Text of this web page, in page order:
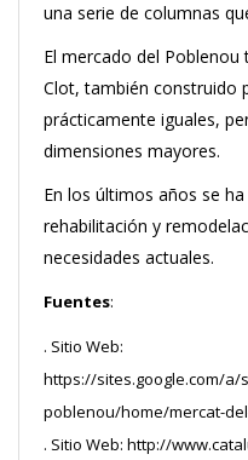
una serie de columnas
El mercado del
Clot, también construido
prácticamente iguales,
dimensiones mayores.
En los últimos años se
rehabilitación y
necesidades actuales.
Fuentes:
. Sitio Web:
https://sites.google.com/a/
poblenou/home/mercat-
. Sitio Web: http://